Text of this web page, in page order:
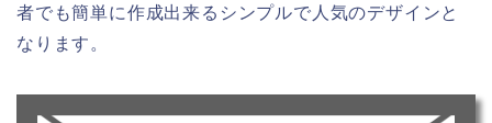
者でも簡単に作成出来るシンプルで人気のデザインと
なります。